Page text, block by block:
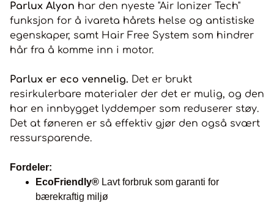
Parlux Alyon har den nyeste "Air Ionizer Tech"
funksjon for å ivareta hårets helse og antistiske
egenskaper, samt Hair Free System som hindrer
hår fra å komme inn i motor.
Parlux er eco vennelig. Det er brukt
resirkulerbare materialer der det er mulig, og den
har en innbygget lyddemper som reduserer støy.
Det at føneren er så effektiv gjør den også svært
ressursparende.
Fordeler:
EcoFriendly® Lavt forbruk som garanti for
bærekraftig miljø